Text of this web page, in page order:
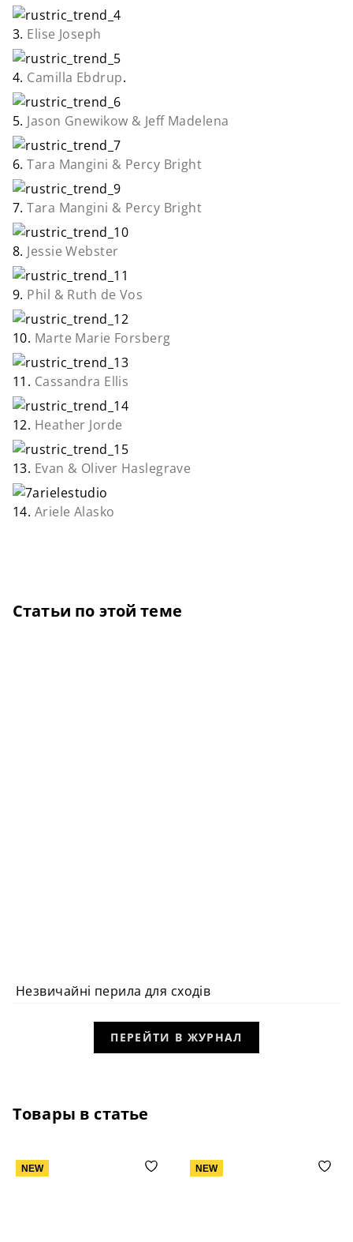
3. Elise Joseph
4. Camilla Ebdrup.
5. Jason Gnewikow & Jeff Madelena
6.Tara Mangini & Percy Bright
7.Tara Mangini & Percy Bright
8. Jessie Webster
9. Phil & Ruth de Vos
10. Marte Marie Forsberg
11. Cassandra Ellis
12. Heather Jorde
13. Evan & Oliver Haslegrave
14. Ariele Alasko
Статьи по этой теме
ІДЕЯ
Незвичайні перила для сходів
ПЕРЕЙТИ В ЖУРНАЛ
Товары в статье
NEW NEW